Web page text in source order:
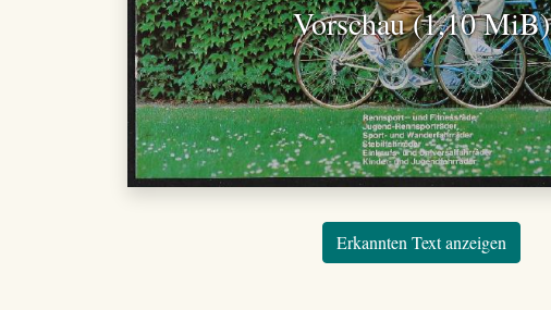
Vorschau (1,10 MiB)
Erkannten Text anzeigen